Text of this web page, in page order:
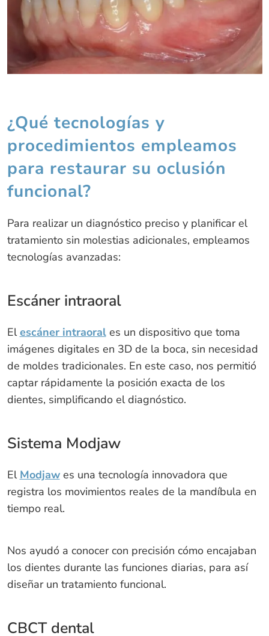
¿Qué tecnologías y
procedimientos empleamos
para restaurar su oclusión
funcional?
Para realizar un diagnóstico preciso y planificar el
tratamiento sin molestias adicionales, empleamos
tecnologías avanzadas:
Escáner intraoral
Elescáner intraorales un dispositivo que toma
imágenes digitales en 3D de la boca, sin necesidad
de moldes tradicionales. En este caso, nos permitió
captar rápidamente la posición exacta de los
dientes, simplificando el diagnóstico.
Sistema Modjaw
El Modjawes una tecnología innovadora que
registra los movimientos reales de la mandíbula en
tiempo real.
Nos ayudó a conocer con precisión cómo encajaban
los dientes durante las funciones diarias, para así
diseñar un tratamiento funcional.
CBCT dental